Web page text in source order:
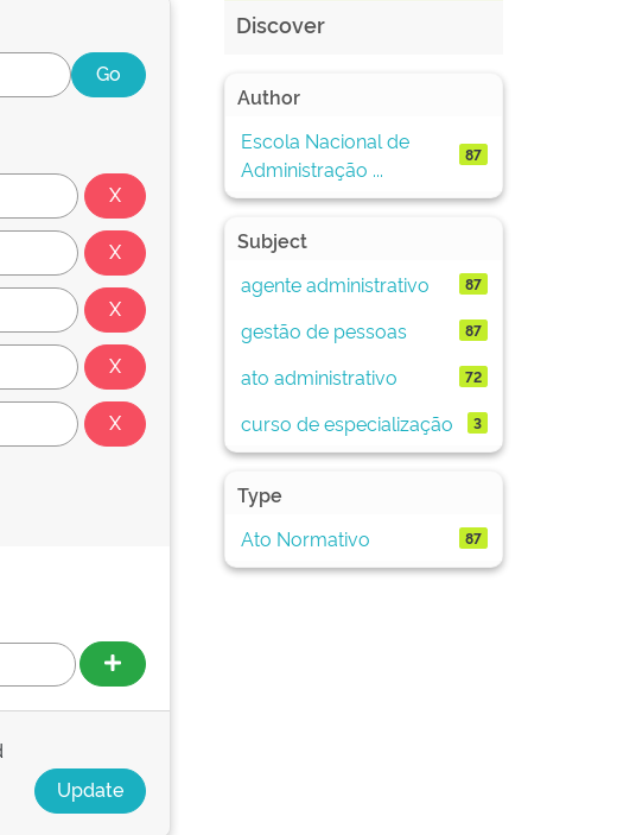
Discover
Author
Escola Nacional de
Administração ...
87
Subject
agente administrativo
87
gestão de pessoas 87
ato administrativo 72
curso de especialização 3
Type
Ato Normativo
87